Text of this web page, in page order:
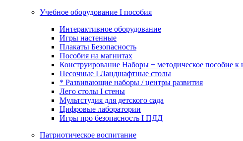
Учебное оборудование I пособия
Интерактивное оборудование
Игры настенные
Плакаты Безопасность
Пособия на магнитах
Конструирование Наборы + методическое пособие к
Песочные I Ландшафтные столы
* Развивающие наборы / центры развития
Лего столы I стены
Мультстудия для детского сада
Цифровые лаборатории
Игры про безопасность I ПДД
Патриотическое воспитание